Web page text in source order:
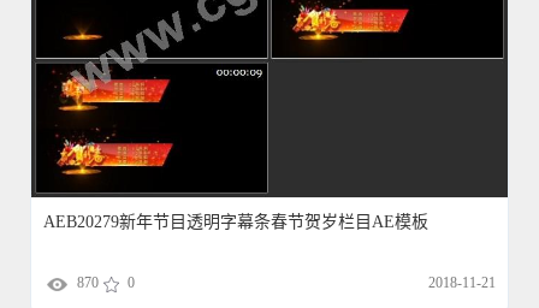
AEB20279新年节目透明字幕条春节贺岁栏目AE模板
870 0 2018-11-21